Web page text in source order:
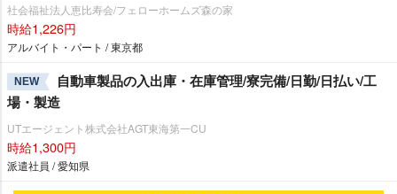
社会福祉法人恵比寿会/フェローホームズ森の家
時給1,226円
アルバイト・パート / 東京都
NEW
自動車製品の入出庫・在庫管理/寮完備/日勤/日払い/工
場・製造
UTエージェント株式会社AGT東海第一CU
時給1,300円
派遣社員 / 愛知県